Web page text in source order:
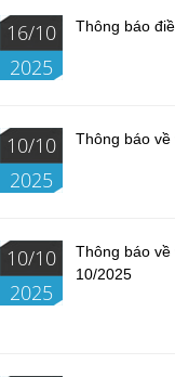
16/10
2025
Thông báo
10/10
2025
Thông báo về
10/10
2025
Thông báo về
10/2025